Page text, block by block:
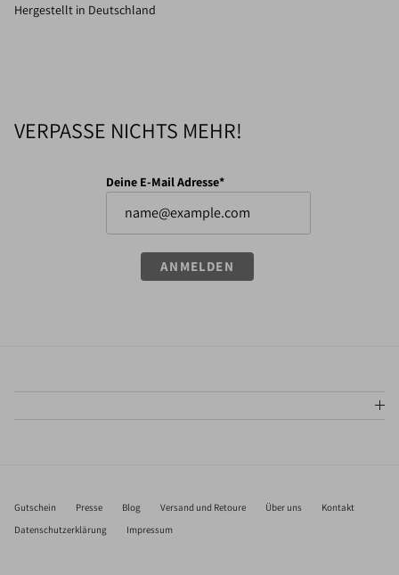
Hergestellt in Deutschland
VERPASSE NICHTS MEHR!
Deine E-Mail Adresse*
ANMELDEN
Gutschein Presse Blog Versand und Retoure Über uns
Kontakt
Datenschutzerklärung
Impressum